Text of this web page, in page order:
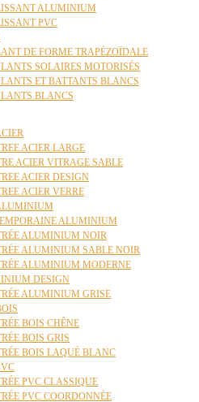
ALUMINIUM
PVC
DE FORME TRAPÉZOÏDALE
SOLAIRES MOTORISÉS
ET BATTANTS BLANCS
BLANCS
ACIER LARGE
ACIER VITRAGE SABLE
ACIER DESIGN
ACIER VERRE
ALUMINIUM
ALUMINIUM NOIR
ALUMINIUM SABLE NOIR
ALUMINIUM MODERNE
DESIGN
ALUMINIUM GRISE
BOIS CHÊNE
BOIS GRIS
BOIS LAQUÉ BLANC
PVC CLASSIQUE
PVC COORDONNÉE